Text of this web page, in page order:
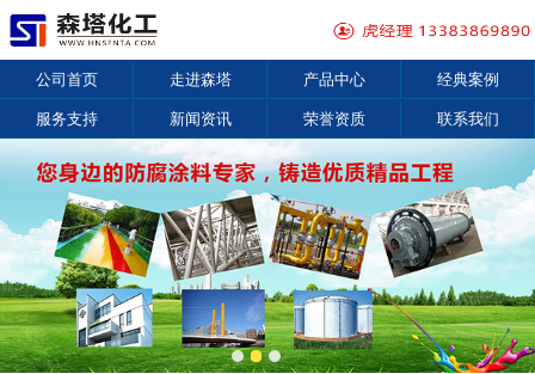
公司首页 走进森塔 产品中心 经典案例
服务支持 新闻资讯 荣誉资质 联系我们